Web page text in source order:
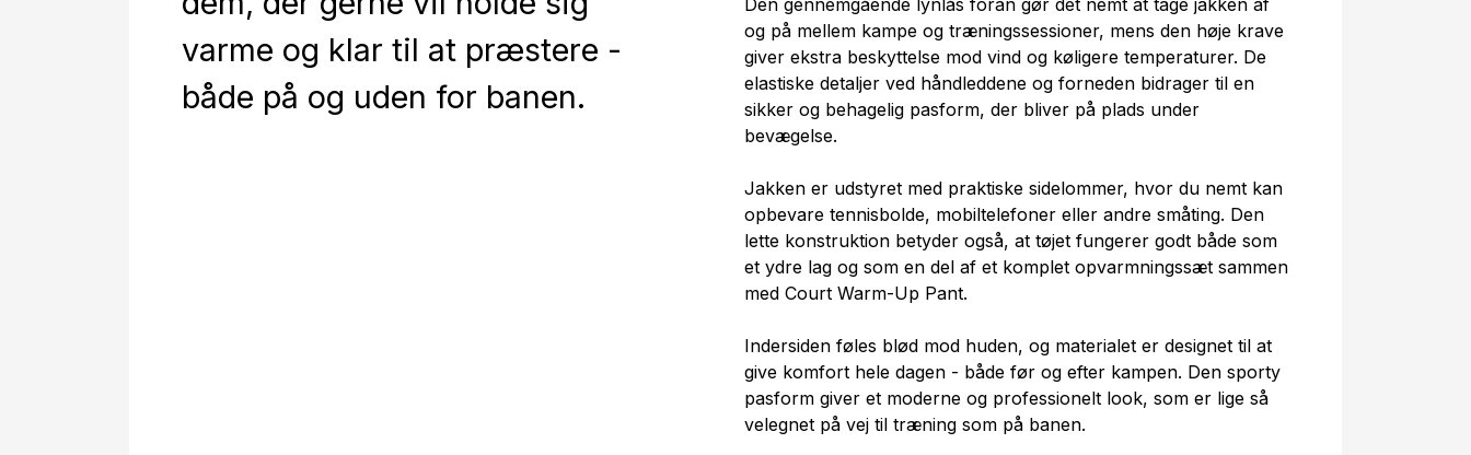
varme og klar til at præstere -
både på og uden for banen.
og på mellem kampe og træningssessioner, mens den høje krave
giver ekstra beskyttelse mod vind og køligere temperaturer. De
elastiske detaljer ved håndleddene og forneden bidrager til en
sikker og behagelig pasform, der bliver på plads under
bevægelse.
Jakken er udstyret med praktiske sidelommer, hvor du nemt kan
opbevare tennisbolde, mobiltelefoner eller andre småting. Den
lette konstruktion betyder også, at tøjet fungerer godt både som
et ydre lag og som en del af et komplet opvarmningssæt sammen
med Court Warm-Up Pant.
Indersiden føles blød mod huden, og materialet er designet til at
give komfort hele dagen - både før og efter kampen. Den sporty
pasform giver et moderne og professionelt look, som er lige så
velegnet på vej til træning som på banen.